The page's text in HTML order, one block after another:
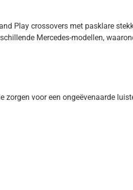
Play crossovers met pasklare
Mercedes-modellen,
voor een ongeëvenaarde